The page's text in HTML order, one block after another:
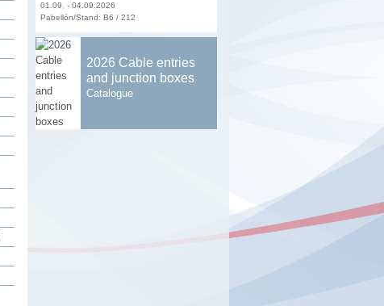
01.09. - 04.09.2026
Pabellón/Stand: B6 / 212
2026 Cable entries
and junction boxes
Catalogue